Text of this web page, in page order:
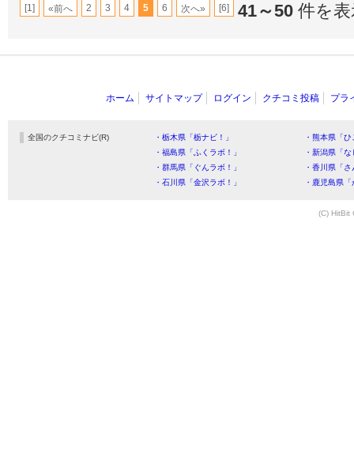
[1] «前へ 2 3 4 5 6 次へ» [6] 41～50 件を
ホーム サイトマップ ログイン クチコミ投稿 プラ
全国のクチコミナビ(R) ・栃木県「栃ナビ！」
・熊本県「
・福島県「ふくラボ！」
・新潟県「
・群馬県「ぐんラボ！」
・香川県「
・石川県「金沢ラボ！」
・鹿児島県
(C) HitBit